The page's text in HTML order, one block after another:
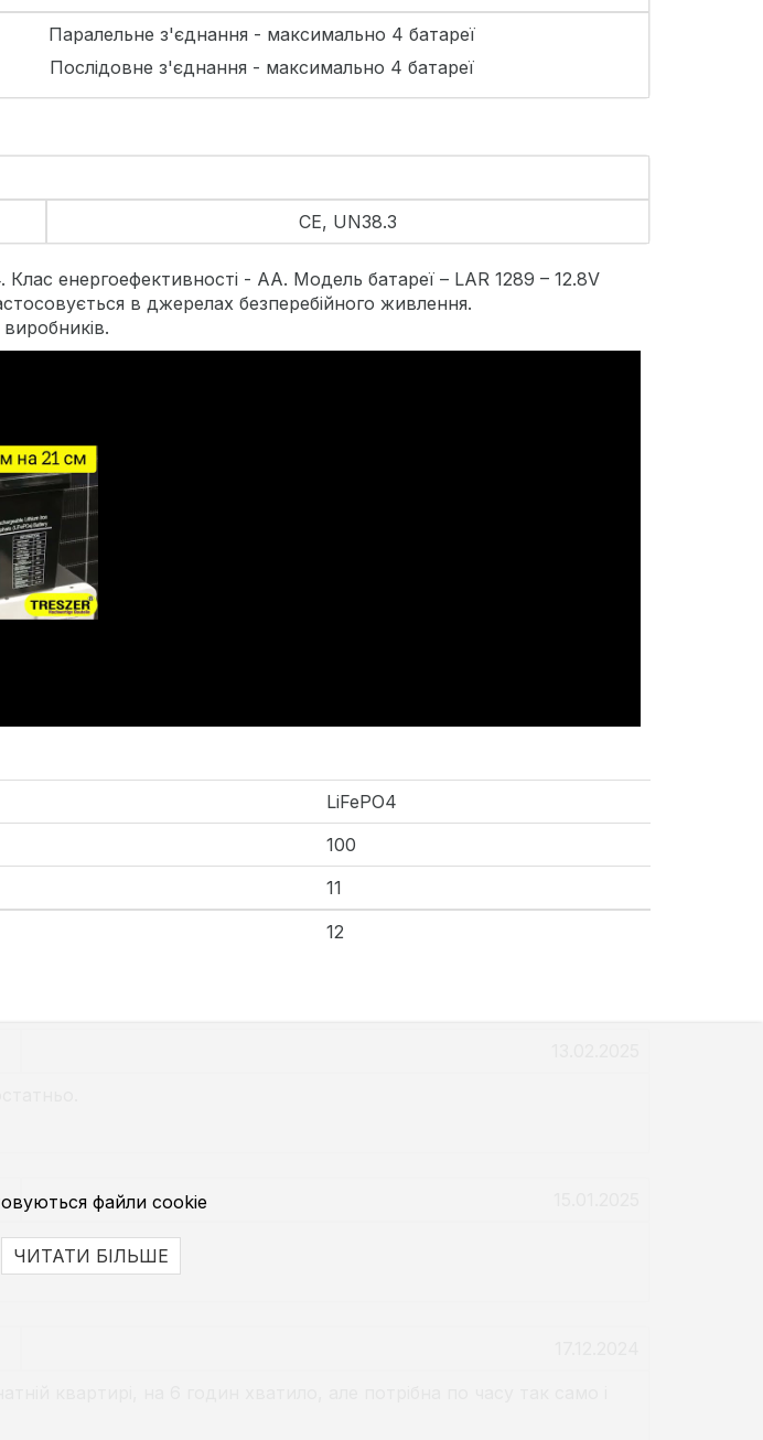
Паралельне з'єднання - максимально 4 батареї
Послідовне з'єднання - максимально 4 батареї
CE, UN38.3
енергоефективності - АА. Модель батареї – LAR 1289 – 12.8V
в джерелах безперебійного живлення.
LiFePO4
100
11
12
файли cookie
ЧИТАТИ БІЛЬШЕ